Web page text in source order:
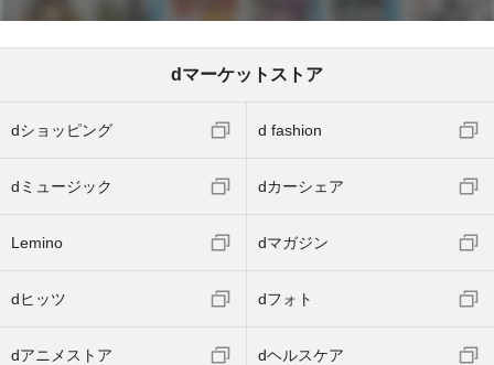
dマーケットストア
dショッピング d fashion
dミュージック dカーシェア
Lemino dマガジン
dヒッツ dフォト
dアニメストア dヘルスケア